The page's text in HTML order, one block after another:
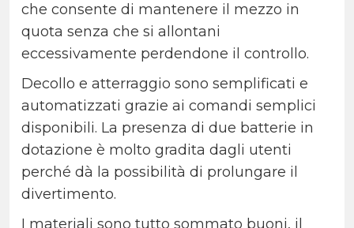
che consente di mantenere il mezzo in
quota senza che si allontani
eccessivamente perdendone il controllo.
Decollo e atterraggio sono semplificati e
automatizzati grazie ai comandi semplici
disponibili. La presenza di due batterie in
dotazione è molto gradita dagli utenti
perché dà la possibilità di prolungare il
divertimento.
I materiali sono tutto sommato buoni, il